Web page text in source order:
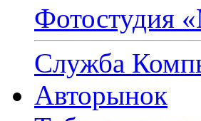
Фотостудия
Служба
Авторынок